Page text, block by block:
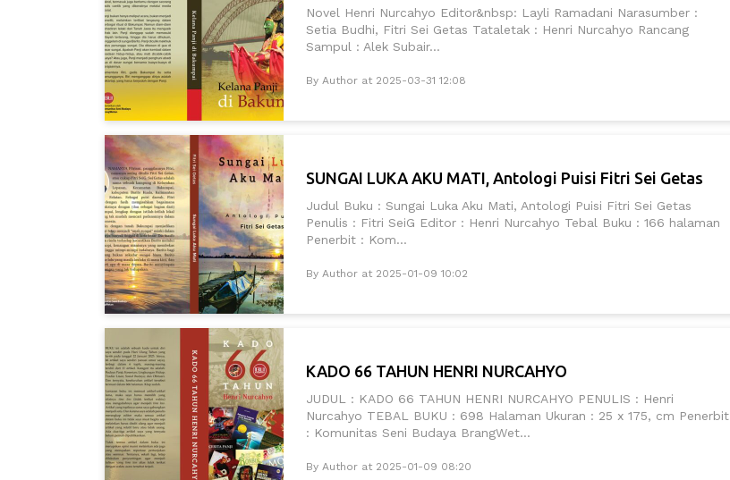
Novel Henri Nurcahyo Editor&nbsp: Layli Ramadani Narasumber :
Setia Budhi, Fitri Sei Getas Tataletak : Henri Nurcahyo Rancang
Sampul : Alek Subair...
By Author at 2025-03-31 12:08
SUNGAI LUKA AKU MATI, Antologi Puisi Fitri Sei Getas
Judul Buku : Sungai Luka Aku Mati, Antologi Puisi Fitri Sei Getas
Penulis : Fitri SeiG Editor : Henri Nurcahyo Tebal Buku : 166 halaman
Penerbit : Kom...
By Author at 2025-01-09 10:02
KADO 66 TAHUN HENRI NURCAHYO
JUDUL : KADO 66 TAHUN HENRI NURCAHYO PENULIS : Henri
Nurcahyo TEBAL BUKU : 698 Halaman Ukuran : 25 x 175, cm Penerbit
: Komunitas Seni Budaya BrangWet...
By Author at 2025-01-09 08:20